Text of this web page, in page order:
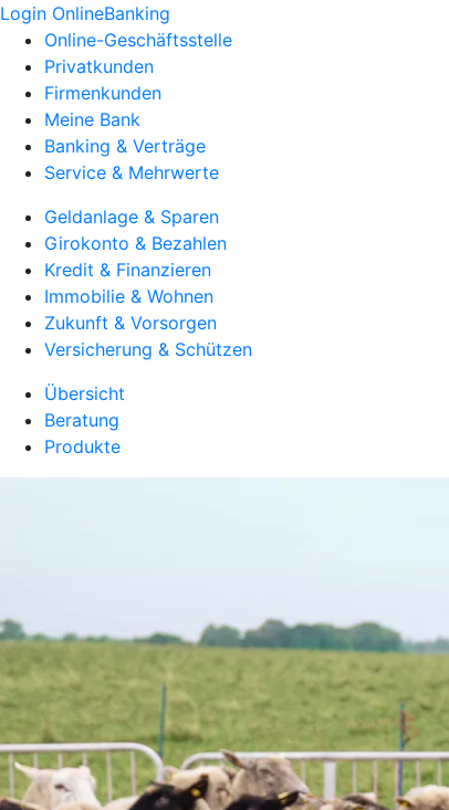
Login OnlineBanking
Online-Geschäftsstelle
Privatkunden
Firmenkunden
Meine Bank
Banking & Verträge
Service & Mehrwerte
Geldanlage & Sparen
Girokonto & Bezahlen
Kredit & Finanzieren
Immobilie & Wohnen
Zukunft & Vorsorgen
Versicherung & Schützen
Übersicht
Beratung
Produkte